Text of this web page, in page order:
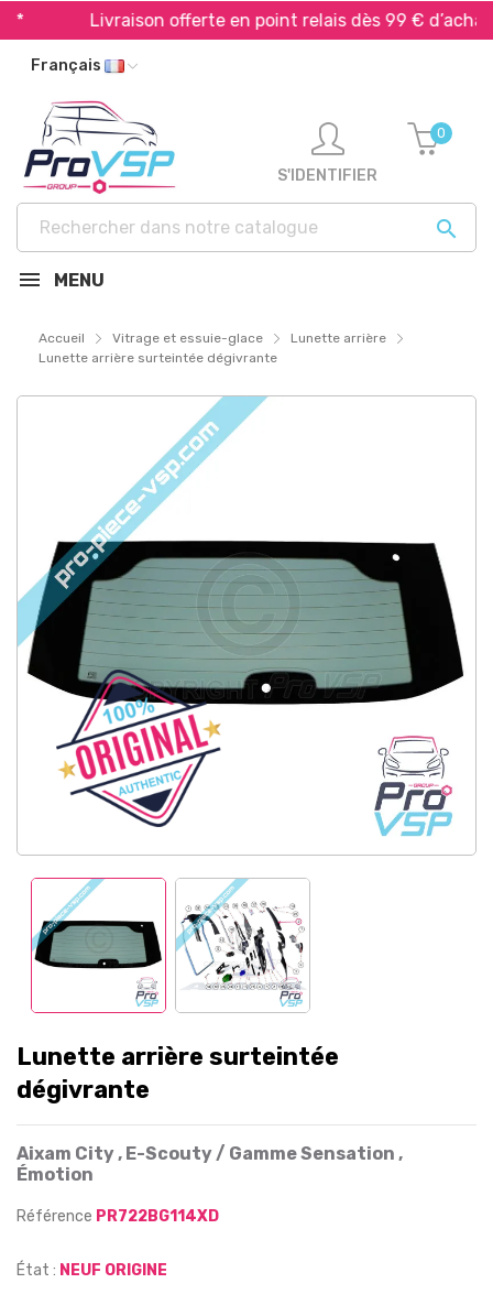
Livraison offerte en point relais dès 99 € d’achat*
Français

S'IDENTIFIER
0
MENU
Accueil Vitrage et essuie-glace
Lunette arrière
Lunette arrière surteintée dégivrante
Lunette arrière surteintée
dégivrante
Aixam City , E-Scouty / Gamme Sensation ,
Émotion
Référence PR722BG114XD
État : NEUF ORIGINE